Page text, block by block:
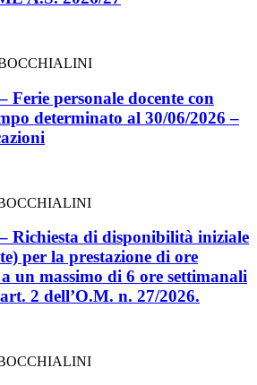
Ferie personale docente con
determinato al 30/06/2026 –
Richiesta di disponibilità iniziale
per la prestazione di ore
un massimo di 6 ore settimanali
2 dell’O.M. n. 27/2026.